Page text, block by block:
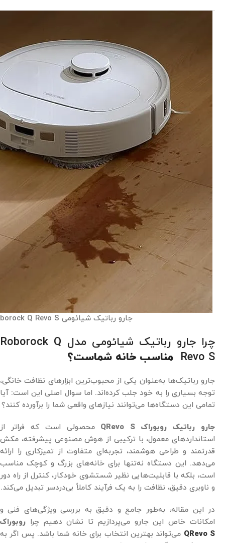
جارو رباتیک شیائومی Roborock Q Revo S
چرا جارو رباتیک شیائومی مدل Roborock Q
Revo S مناسب خانه شماست؟
جارو رباتیک‌ها به‌عنوان یکی از محبوب‌ترین ابزارهای نظافت خانگی،
توجه بسیاری را به خود جلب کرده‌اند. اما سوال اصلی این است: آیا
تمامی این دستگاه‌ها می‌توانند نیازهای واقعی شما را برآورده کنند؟
جارو رباتیک روبوراک QRevo S
محصولی است که فراتر از
استانداردهای معمول، با ترکیبی از هوش مصنوعی پیشرفته، مکش
قدرتمند و طراحی هوشمند، تجربه‌ای متفاوت از تمیزکاری را ارائه
می‌دهد. این دستگاه نه‌تنها برای خانه‌های بزرگ و کوچک مناسب
است، بلکه با قابلیت‌هایی نظیر شستشوی خودکار، کنترل از راه دور
و ناوبری دقیق، نظافت را به یک فرآیند کاملاً بی‌دردسر تبدیل می‌کند.
در این مقاله، به‌طور جامع و دقیق به بررسی ویژگی‌های فنی و
امکانات خاص این جارو می‌پردازیم تا نشان دهیم چرا روبوراک
QRevo S می‌تواند بهترین انتخاب برای خانه شما باشد. پس اگر به